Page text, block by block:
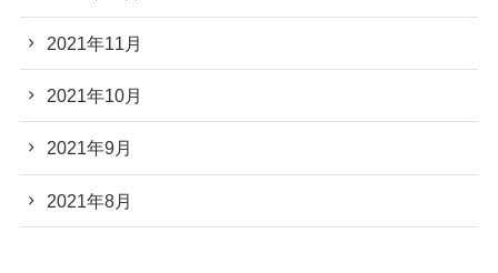
2021年11月
2021年10月
2021年9月
2021年8月